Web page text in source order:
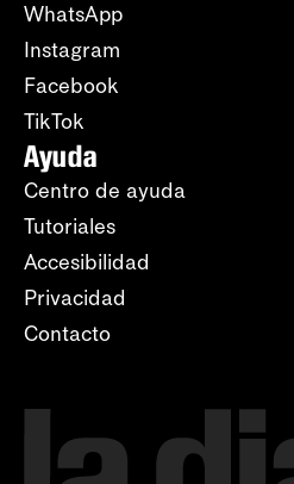
WhatsApp
Instagram
Facebook
TikTok
Ayuda
Centro de ayuda
Tutoriales
Accesibilidad
Privacidad
Contacto